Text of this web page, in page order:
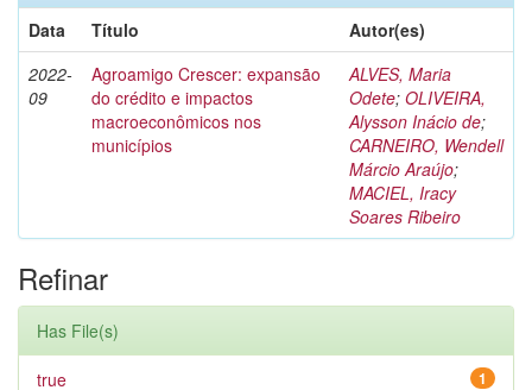
Data
Título
Autor(es)
2022-
09
Agroamigo Crescer: expansão
do crédito e impactos
macroeconômicos nos
municípios
ALVES, Maria
Odete; OLIVEIRA,
Alysson Inácio de;
CARNEIRO, Wendell
Márcio Araújo;
MACIEL, Iracy
Soares Ribeiro
Refinar
Has File(s)
1
true